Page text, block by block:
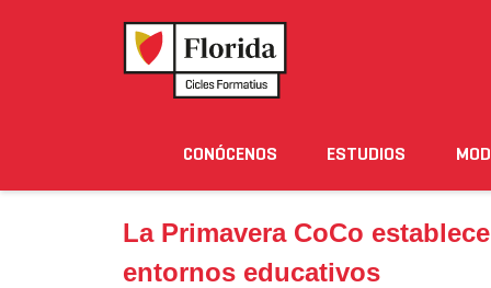
Noticias Eventos Blog Solicita
CONÓCENOS ESTUDIOS
La Primavera CoCo
entornos educativos